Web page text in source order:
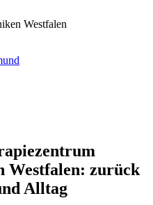
Westfalen
Westfalen: zurück
Alltag